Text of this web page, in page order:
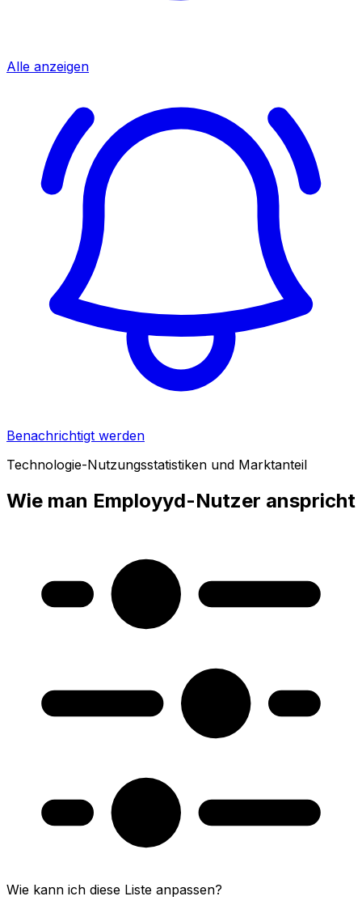
Alle anzeigen
Benachrichtigt werden
Technologie-Nutzungsstatistiken und Marktanteil
Wie man Employyd-Nutzer anspricht
Wie kann ich diese Liste anpassen?